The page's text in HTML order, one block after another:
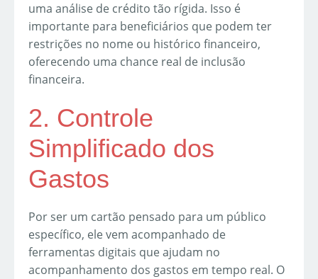
uma análise de crédito tão rígida. Isso é
importante para beneficiários que podem ter
restrições no nome ou histórico financeiro,
oferecendo uma chance real de inclusão
financeira.
2. Controle
Simplificado dos
Gastos
Por ser um cartão pensado para um público
específico, ele vem acompanhado de
ferramentas digitais que ajudam no
acompanhamento dos gastos em tempo real. O